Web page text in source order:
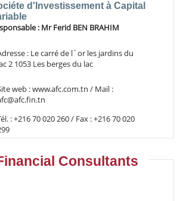
d'Investissement à Capital
: Mr Ferid BEN BRAHIM
: Le carré de l´or les jardins du
2 1053 Les berges du lac
web : www.afc.com.tn / Mail :
: +216 70 020 260 / Fax : +216 70 020
Consultants